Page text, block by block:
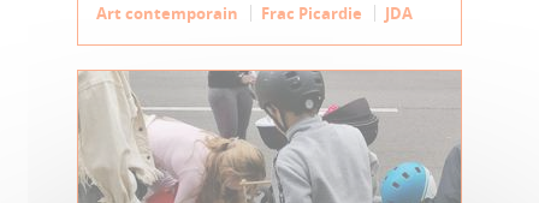
Art contemporain
Frac Picardie JDA